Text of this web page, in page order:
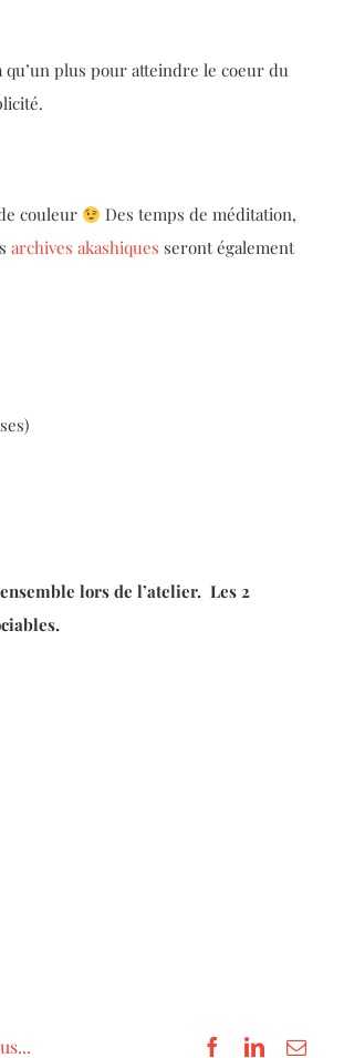
plus pour atteindre le coeur du
couleur
Des temps de méditation,
archives akashiques seront également
lors de l’atelier. Les 2
Facebook
LinkedInEmail